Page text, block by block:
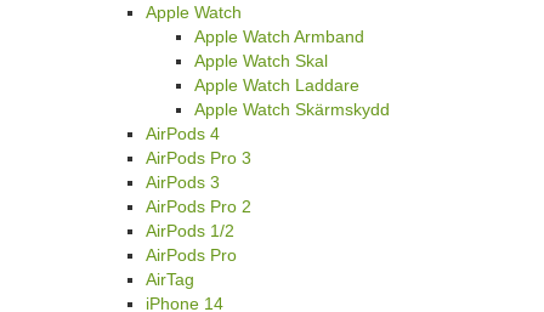
Apple Watch
Apple Watch Armband
Apple Watch Skal
Apple Watch Laddare
Apple Watch Skärmskydd
AirPods 4
AirPods Pro 3
AirPods 3
AirPods Pro 2
AirPods 1/2
AirPods Pro
AirTag
iPhone 14